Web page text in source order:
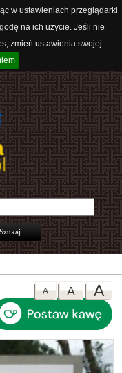
w ustawieniach przeglądarki
na ich użycie. Jeśli nie
zmień ustawienia swojej
A
A
A